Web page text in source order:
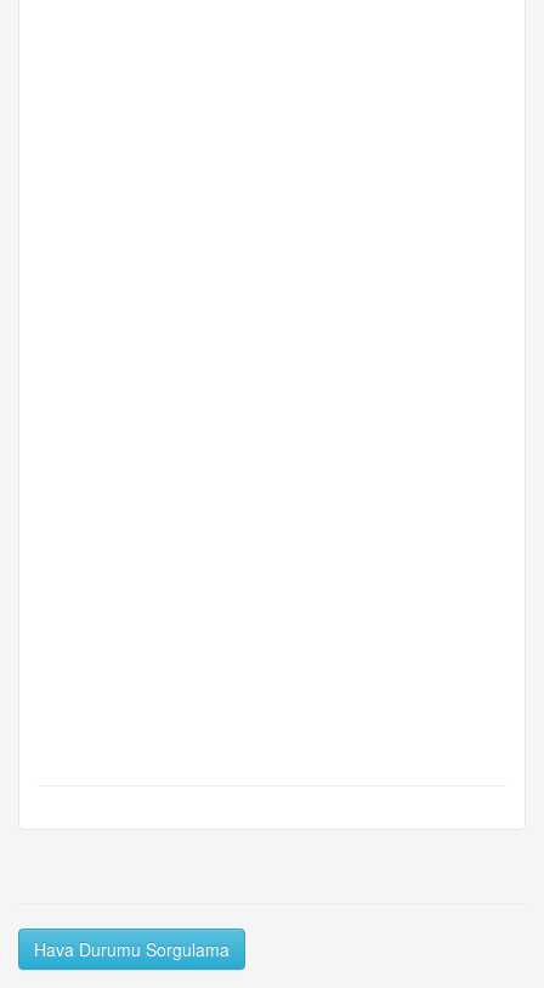
Hava Durumu Sorgulama